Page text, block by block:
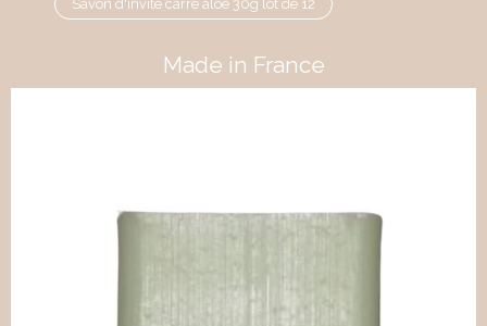
Savon d'invité carré aloé 30g lot de 12
Made in France